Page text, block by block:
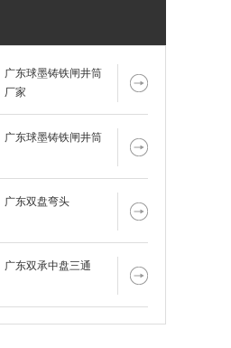
广东球墨铸铁闸井筒
厂家
广东球墨铸铁闸井筒
广东双盘弯头
广东双承中盘三通